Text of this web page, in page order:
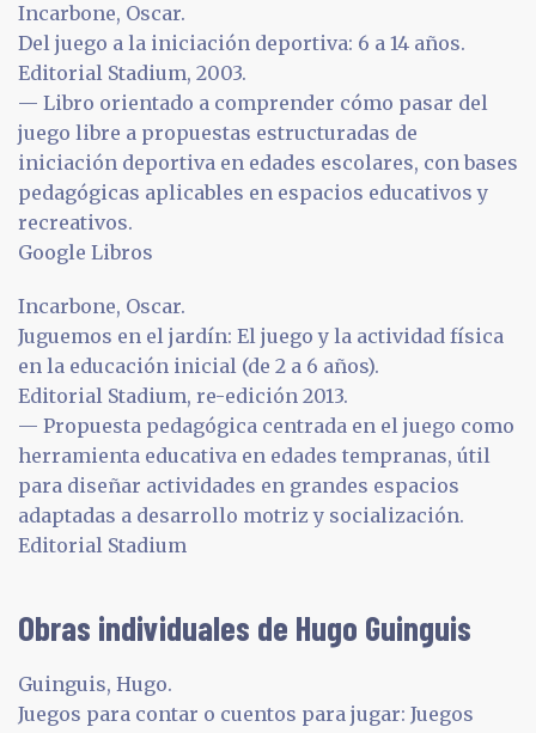
Incarbone, Oscar.
Del juego a la iniciación deportiva: 6 a 14 años.
Editorial Stadium, 2003.
— Libro orientado a comprender cómo pasar del
juego libre a propuestas estructuradas de
iniciación deportiva en edades escolares, con bases
pedagógicas aplicables en espacios educativos y
recreativos.
Google Libros
Incarbone, Oscar.
Juguemos en el jardín: El juego y la actividad física
en la educación inicial (de 2 a 6 años).
Editorial Stadium, re-edición 2013.
— Propuesta pedagógica centrada en el juego como
herramienta educativa en edades tempranas, útil
para diseñar actividades en grandes espacios
adaptadas a desarrollo motriz y socialización.
Editorial Stadium
Obras individuales de Hugo Guinguis
Guinguis, Hugo.
Juegos para contar o cuentos para jugar: Juegos